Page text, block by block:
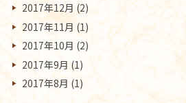
2017年12月 (2)
2017年11月 (1)
2017年10月 (2)
2017年9月 (1)
2017年8月 (1)